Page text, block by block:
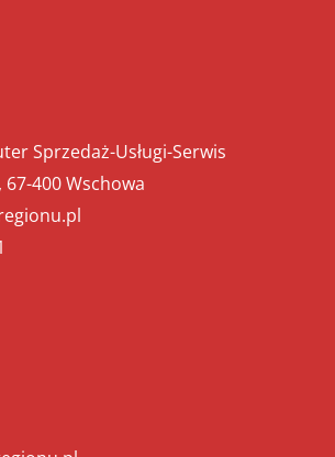
Sprzedaż-Usługi-Serwis
67-400 Wschowa